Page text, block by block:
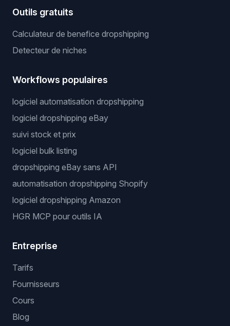
Outils gratuits
Calculateur de benefice dropshipping
Detecteur de niches
Workflows populaires
logiciel automatisation dropshipping
logiciel dropshipping eBay
suivi stock et prix
logiciel bulk listing
dropshipping eBay sans API
automatisation dropshipping Shopify
logiciel dropshipping Amazon
HGR MCP pour outils IA
Entreprise
Tarifs
Fournisseurs
Cours
Blog